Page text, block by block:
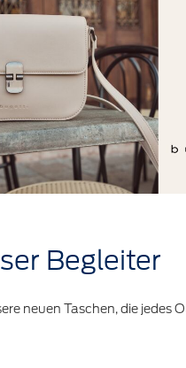
Begleiter
neuen Taschen, die jedes